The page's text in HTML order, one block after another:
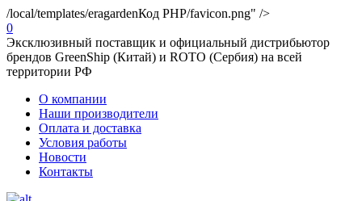
/local/templates/eragardenКод PHP/favicon.png" />
0
Эксклюзивный поставщик и официальный дистрибьютор
брендов GreenShip (Китай) и ROTO (Сербия) на всей
территории РФ
О компании
Наши производители
Оплата и доставка
Условия работы
Новости
Контакты